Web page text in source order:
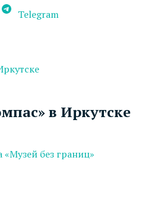
Telegram
в Иркутске
без границ»